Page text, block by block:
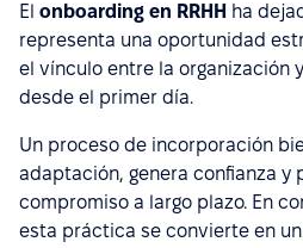
El onboarding en RRHH ha
representa una oportunidad
el vínculo entre la organización
desde el primer día.
Un proceso de incorporación
adaptación, genera confianza y
compromiso a largo plazo. En
esta práctica se convierte en